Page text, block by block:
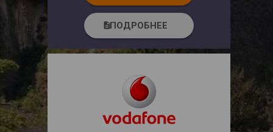
descriptionПОДРОБНЕЕ